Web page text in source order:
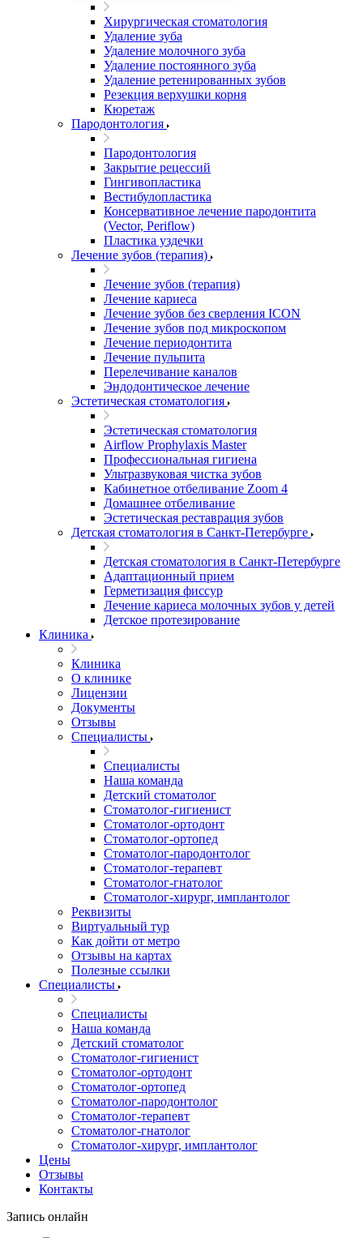
Хирургическая стоматология
Удаление зуба
Удаление молочного зуба
Удаление постоянного зуба
Удаление ретенированных зубов
Резекция верхушки корня
Кюретаж
Пародонтология
Пародонтология
Закрытие рецессий
Гингивопластика
Вестибулопластика
Консервативное лечение пародонтита
(Vector, Periflow)
Пластика уздечки
Лечение зубов (терапия)
Лечение зубов (терапия)
Лечение кариеса
Лечение зубов без сверления ICON
Лечение зубов под микроскопом
Лечение периодонтита
Лечение пульпита
Перелечивание каналов
Эндодонтическое лечение
Эстетическая стоматология
Эстетическая стоматология
Airflow Prophylaxis Master
Профессиональная гигиена
Ультразвуковая чистка зубов
Кабинетное отбеливание Zoom 4
Домашнее отбеливание
Эстетическая реставрация зубов
Детская стоматология в Санкт-Петербурге
Детская стоматология в Санкт-Петербурге
Адаптационный прием
Герметизация фиссур
Лечение кариеса молочных зубов у детей
Детское протезирование
Клиника
Клиника
О клинике
Лицензии
Документы
Отзывы
Специалисты
Специалисты
Наша команда
Детский стоматолог
Стоматолог-гигиенист
Стоматолог-ортодонт
Стоматолог-ортопед
Стоматолог-пародонтолог
Стоматолог-терапевт
Стоматолог-гнатолог
Стоматолог-хирург, имплантолог
Реквизиты
Виртуальный тур
Как дойти от метро
Отзывы на картах
Полезные ссылки
Специалисты
Специалисты
Наша команда
Детский стоматолог
Стоматолог-гигиенист
Стоматолог-ортодонт
Стоматолог-ортопед
Стоматолог-пародонтолог
Стоматолог-терапевт
Стоматолог-гнатолог
Стоматолог-хирург, имплантолог
Цены
Отзывы
Контакты
Запись онлайн